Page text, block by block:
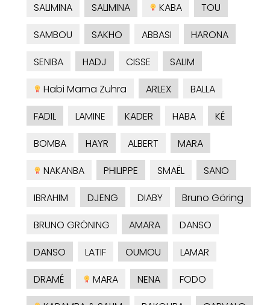
SALIMINA
SALIMINA KABA
TOU
SAMBOU
SAKHO ABBASI
HARONA
SENIBA
HADJ CISSE
SALIM
Habi Mama Zuhra
ARLEX
BALLA
FADIL
LAMINE KADER HABA
KÉ
BOMBA
HAYR ALBERT
MARA
NAKANBA
PHILIPPE SMAËL
SANO
IBRAHIM
DJENG DIABY
Bruno Göring
BRUNO GRÖNING
AMARA
DANSO
DANSO
LATIF OUMOU
LAMAR
DRAMÉ
MARA NENA
FODO